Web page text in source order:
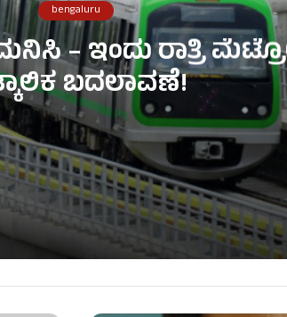
bengaluru
– ಇಂದು ರಾತ್ರಿ
ಬದಲಾವಣೆ!
ಸೇವೆಗಳಲ್ಲಿ ತಾತ್ಕಾಲಿಕ ಬದಲಾವಣೆ!